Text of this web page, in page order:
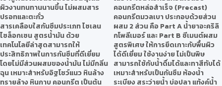
ผิวงานทนทานนานขึ้น ไม่ผสมสาร
ปรอทและตะกั่ว
สารเคลือบใสกันซึมประเภท ไซเลน
ไซล็อกเซน สูตรน้ำมัน ด้วย
เทคโนโลยีล่าสุดสามารถให้
ประสิทธิภาพในการกันซึมที่ดีเยี่ยม
โดยไม่มีส่วนผสมของน้ำมัน ไม่มีกลิ่น
ฉุน เหมาะสำหรับอิฐโชว์แนว หินล้าง
ทรายล้าง หินกาบ คอนกรีต เป็นต้น
คอนกรีตหล่อสำเร็จ (Precast)
คอนกรีตมวลเบา ประกอบด้วยส่วน
ผสม 2 ส่วน คือ Part A น้ำยาอะคริลิ
กโพลีเมอร์ และ Part B ซีเมนต์ผสม
สูตรพิเศษ ให้การยึดเกาะกับพื้นผิว
ได้ดีเยี่ยม ใช้งานง่าย ไม่เป็นพิษ
สามารถใช้กับน้ำดื่มได้และทาสีทับได้
เหมาะสำหรับเป็นกันซึม ห้องน้ำ
ระเบียง สระว่ายน้ำ บ่อปลา แท้งค์น้ำ